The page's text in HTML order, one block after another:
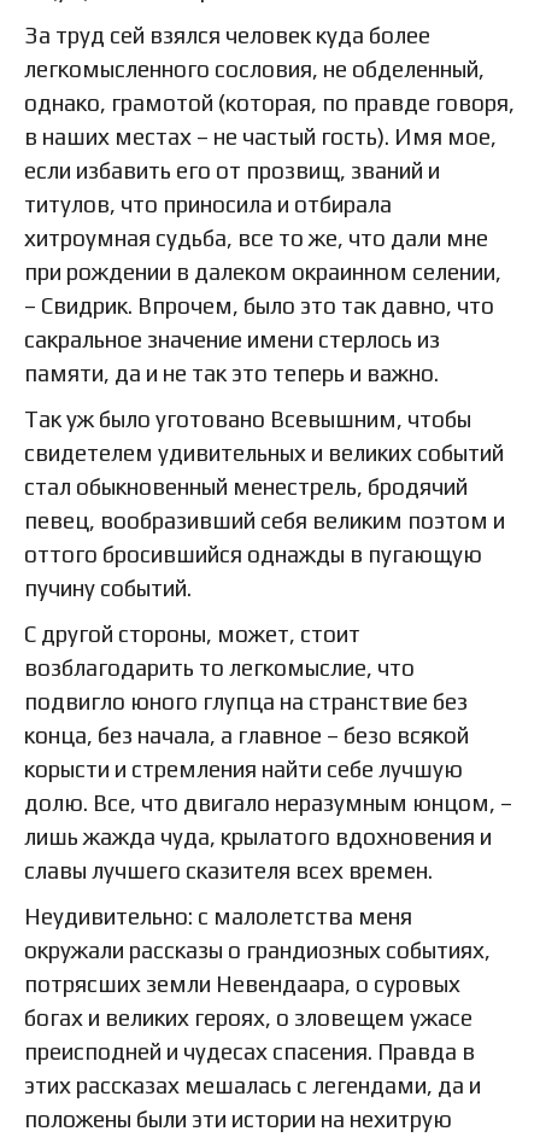
За труд сей взялся человек куда более
легкомысленного сословия, не обделенный,
однако, грамотой (которая, по правде говоря,
в наших местах – не частый гость). Имя мое,
если избавить его от прозвищ, званий и
титулов, что приносила и отбирала
хитроумная судьба, все то же, что дали мне
при рождении в далеком окраинном селении,
– Свидрик. Впрочем, было это так давно, что
сакральное значение имени стерлось из
памяти, да и не так это теперь и важно.
Так уж было уготовано Всевышним, чтобы
свидетелем удивительных и великих событий
стал обыкновенный менестрель, бродячий
певец, вообразивший себя великим поэтом и
оттого бросившийся однажды в пугающую
пучину событий.
С другой стороны, может, стоит
возблагодарить то легкомыслие, что
подвигло юного глупца на странствие без
конца, без начала, а главное – безо всякой
корысти и стремления найти себе лучшую
долю. Все, что двигало неразумным юнцом, –
лишь жажда чуда, крылатого вдохновения и
славы лучшего сказителя всех времен.
Неудивительно: с малолетства меня
окружали рассказы о грандиозных событиях,
потрясших земли Невендаара, о суровых
богах и великих героях, о зловещем ужасе
преисподней и чудесах спасения. Правда в
этих рассказах мешалась с легендами, да и
положены были эти истории на нехитрую